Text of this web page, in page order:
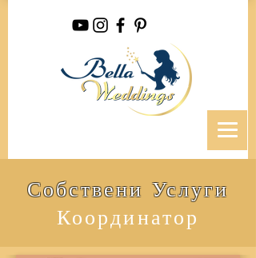
Собствени Услуги
Координатор